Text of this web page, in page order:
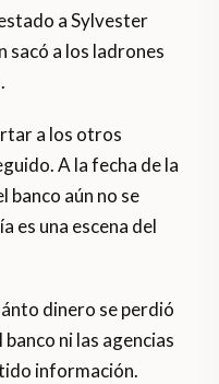
a Sylvester
sacó a los ladrones
a los otros
A la fecha de la
banco aún no se
es una escena del
dinero se perdió
ni las agencias
información.